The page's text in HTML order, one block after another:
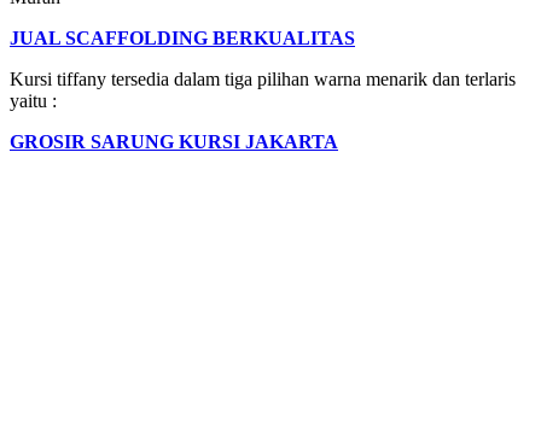
JUAL SCAFFOLDING BERKUALITAS
Kursi tiffany tersedia dalam tiga pilihan warna menarik dan terlaris
yaitu :
GROSIR SARUNG KURSI JAKARTA